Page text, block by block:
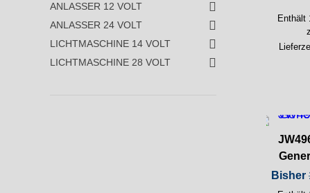
Enthält
Bisher
ANLASSER 12 VOLT
ANLASSER 24 VOLT
LICHTMASCHINE 14 VOLT
LICHTMASCHINE 28 VOLT